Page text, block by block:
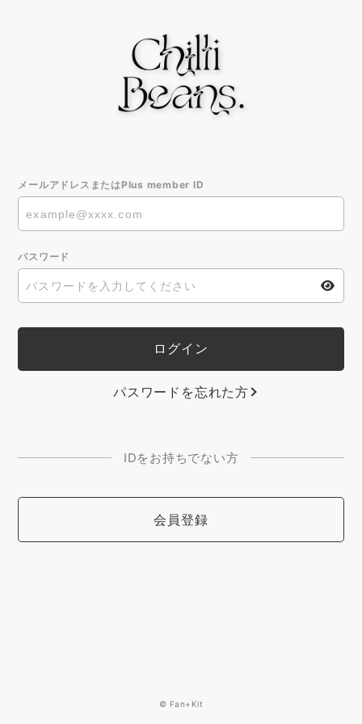
メールアドレスまたはPlus member ID
パスワード
パスワードを忘れた方
IDをお持ちでない方
会員登録
© Fan+Kit